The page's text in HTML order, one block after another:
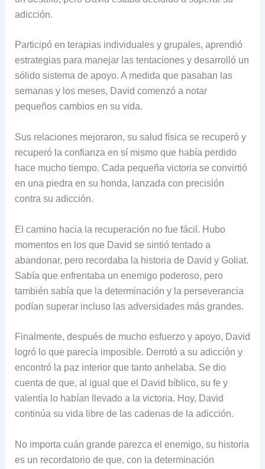
adicción.
Participó en terapias individuales y grupales, aprendió
estrategias para manejar las tentaciones y desarrolló un
sólido sistema de apoyo. A medida que pasaban las
semanas y los meses, David comenzó a notar
pequeños cambios en su vida.
Sus relaciones mejoraron, su salud física se recuperó y
recuperó la confianza en sí mismo que había perdido
hace mucho tiempo. Cada pequeña victoria se convirtió
en una piedra en su honda, lanzada con precisión
contra su adicción.
El camino hacia la recuperación no fue fácil. Hubo
momentos en los que David se sintió tentado a
abandonar, pero recordaba la historia de David y Goliat.
Sabía que enfrentaba un enemigo poderoso, pero
también sabía que la determinación y la perseverancia
podían superar incluso las adversidades más grandes.
Finalmente, después de mucho esfuerzo y apoyo, David
logró lo que parecía imposible. Derrotó a su adicción y
encontró la paz interior que tanto anhelaba. Se dio
cuenta de que, al igual que el David bíblico, su fe y
valentía lo habían llevado a la victoria. Hoy, David
continúa su vida libre de las cadenas de la adicción.
No importa cuán grande parezca el enemigo, su historia
es un recordatorio de que, con la determinación